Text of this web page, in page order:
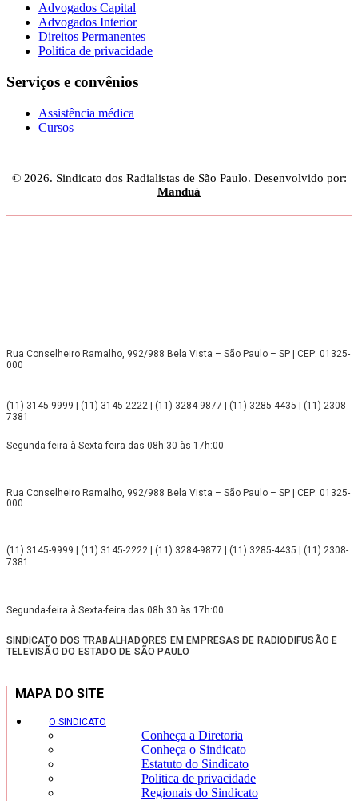
Advogados Capital
Advogados Interior
Direitos Permanentes
Politica de privacidade
Serviços e convênios
Assistência médica
Cursos
© 2026. Sindicato dos Radialistas de São Paulo. Desenvolvido por:
Manduá
Rua Conselheiro Ramalho, 992/988 Bela Vista – São Paulo – SP | CEP: 01325-
000
(11) 3145-9999 | (11) 3145-2222 | (11) 3284-9877 | (11) 3285-4435 | (11) 2308-
7381
Segunda-feira à Sexta-feira das 08h:30 às 17h:00
Rua Conselheiro Ramalho, 992/988 Bela Vista – São Paulo – SP | CEP: 01325-
000
(11) 3145-9999 | (11) 3145-2222 | (11) 3284-9877 | (11) 3285-4435 | (11) 2308-
7381
Segunda-feira à Sexta-feira das 08h:30 às 17h:00
SINDICATO DOS TRABALHADORES EM EMPRESAS DE RADIODIFUSÃO E
TELEVISÃO DO ESTADO DE SÃO PAULO
MAPA DO SITE
O SINDICATO
Conheça a Diretoria
Conheça o Sindicato
Estatuto do Sindicato
Politica de privacidade
Regionais do Sindicato